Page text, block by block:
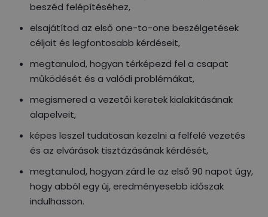
beszéd felépítéséhez,
elsajátítod az első one-to-one beszélgetések
céljait és legfontosabb kérdéseit,
megtanulod, hogyan térképezd fel a csapat
működését és a valódi problémákat,
megismered a vezetői keretek kialakításának
alapelveit,
képes leszel tudatosan kezelni a felfelé vezetés
és az elvárások tisztázásának kérdését,
megtanulod, hogyan zárd le az első 90 napot úgy,
hogy abból egy új, eredményesebb időszak
indulhasson.